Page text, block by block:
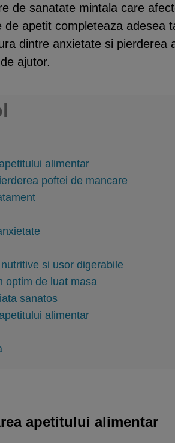
de sanatate mintala care
apetit completeaza adesea
dintre anxietate si
ajutor.
alimentar
poftei de mancare
si usor digerabile
optim de luat masa
sanatos
alimentar
apetitului alimentar